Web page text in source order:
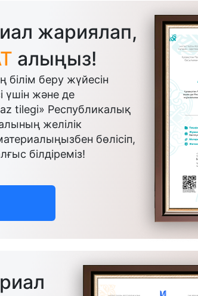
жариялап,
алыңыз!
білім беру жүйесін
үшін және де
tilegi» Республикалық
желілік
бөлісіп,
білдіреміз!